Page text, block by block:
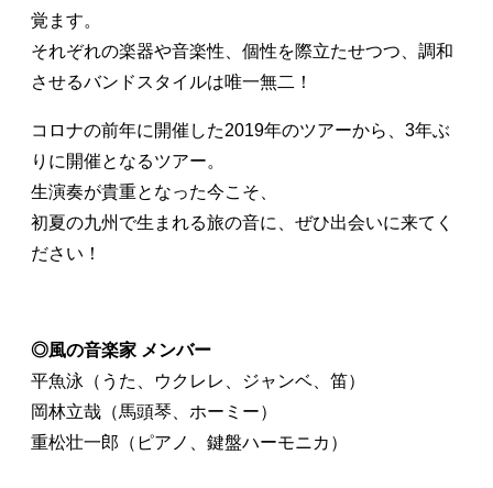
覚ます。
それぞれの楽器や音楽性、個性を際立たせつつ、調和
させるバンドスタイルは唯一無二！
コロナの前年に開催した2019年のツアーから、3年ぶ
りに開催となるツアー。
生演奏が貴重となった今こそ、
初夏の九州で生まれる旅の音に、ぜひ出会いに来てく
ださい！
◎風の音楽家 メンバー
平魚泳（うた、ウクレレ、ジャンベ、笛）
岡林立哉（馬頭琴、ホーミー）
重松壮一郎（ピアノ、鍵盤ハーモニカ）